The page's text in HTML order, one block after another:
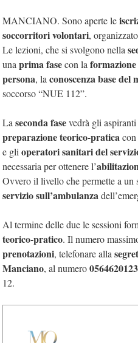
MANCIANO. Sono aperte le
soccorritori volontari,
Le lezioni, che si svolgono nella
una prima fasecon la
persona, la conoscenza base del
soccorso “NUE 112”.
La seconda fasevedrà gli
preparazione teorico-pratica
e gli operatori sanitari del
necessaria per ottenere l’
Ovvero il livello che permette a
servizio sull’ambulanza
Al termine delle due le sessioni
teorico-pratico. Il numero
prenotazioni, telefonare alla
Manciano, al numero0564620123
12.